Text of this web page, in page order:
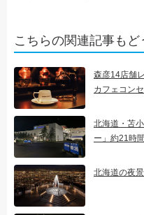
こちらの関連記事もど
森彦14店舗
カフェコン
北海道・苫
ー」約21時
北海道の夜